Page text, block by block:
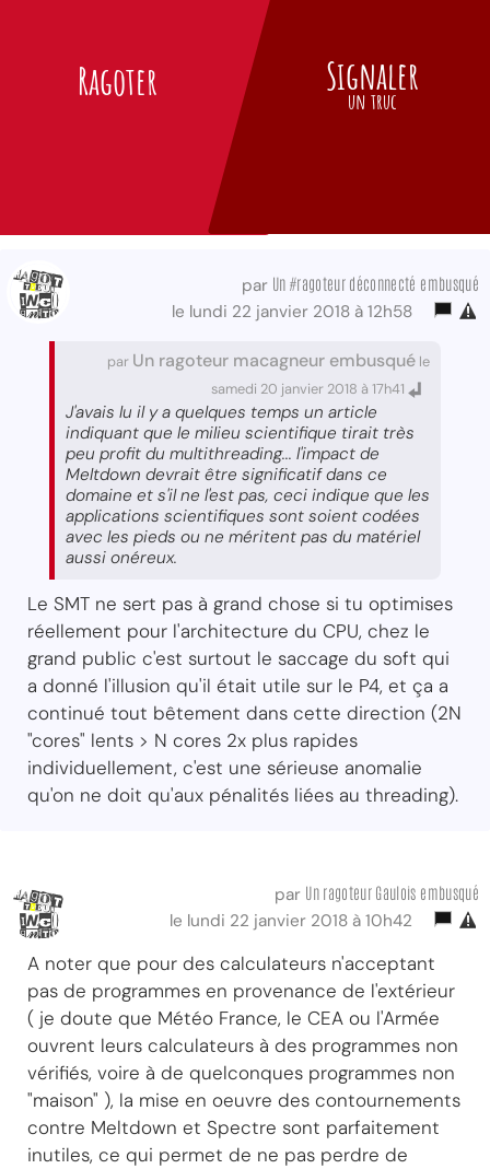
Ragoter Signaler
un truc
par Un #ragoteur déconnecté embusqué
le lundi 22 janvier 2018 à 12h58
par Un ragoteur macagneur embusqué le
samedi 20 janvier 2018 à 17h41
J'avais lu il y a quelques temps un article
indiquant que le milieu scientifique tirait très
peu profit du multithreading... l'impact de
Meltdown devrait être significatif dans ce
domaine et s'il ne l'est pas, ceci indique que les
applications scientifiques sont soient codées
avec les pieds ou ne méritent pas du matériel
aussi onéreux.
Le SMT ne sert pas à grand chose si tu optimises
réellement pour l'architecture du CPU, chez le
grand public c'est surtout le saccage du soft qui
a donné l'illusion qu'il était utile sur le P4, et ça a
continué tout bêtement dans cette direction (2N
"cores" lents > N cores 2x plus rapides
individuellement, c'est une sérieuse anomalie
qu'on ne doit qu'aux pénalités liées au threading).
par Un ragoteur Gaulois embusqué
le lundi 22 janvier 2018 à 10h42
A noter que pour des calculateurs n'acceptant
pas de programmes en provenance de l'extérieur
( je doute que Météo France, le CEA ou l'Armée
ouvrent leurs calculateurs à des programmes non
vérifiés, voire à de quelconques programmes non
"maison" ), la mise en oeuvre des contournements
contre Meltdown et Spectre sont parfaitement
inutiles, ce qui permet de ne pas perdre de